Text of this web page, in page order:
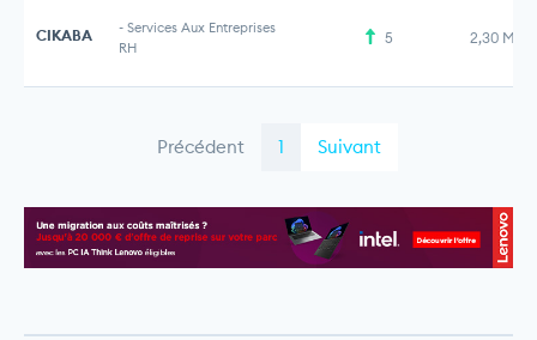
CIKABA - Services Aux Entreprises
RH
5 2,30 M€
Précédent 1 Suivant